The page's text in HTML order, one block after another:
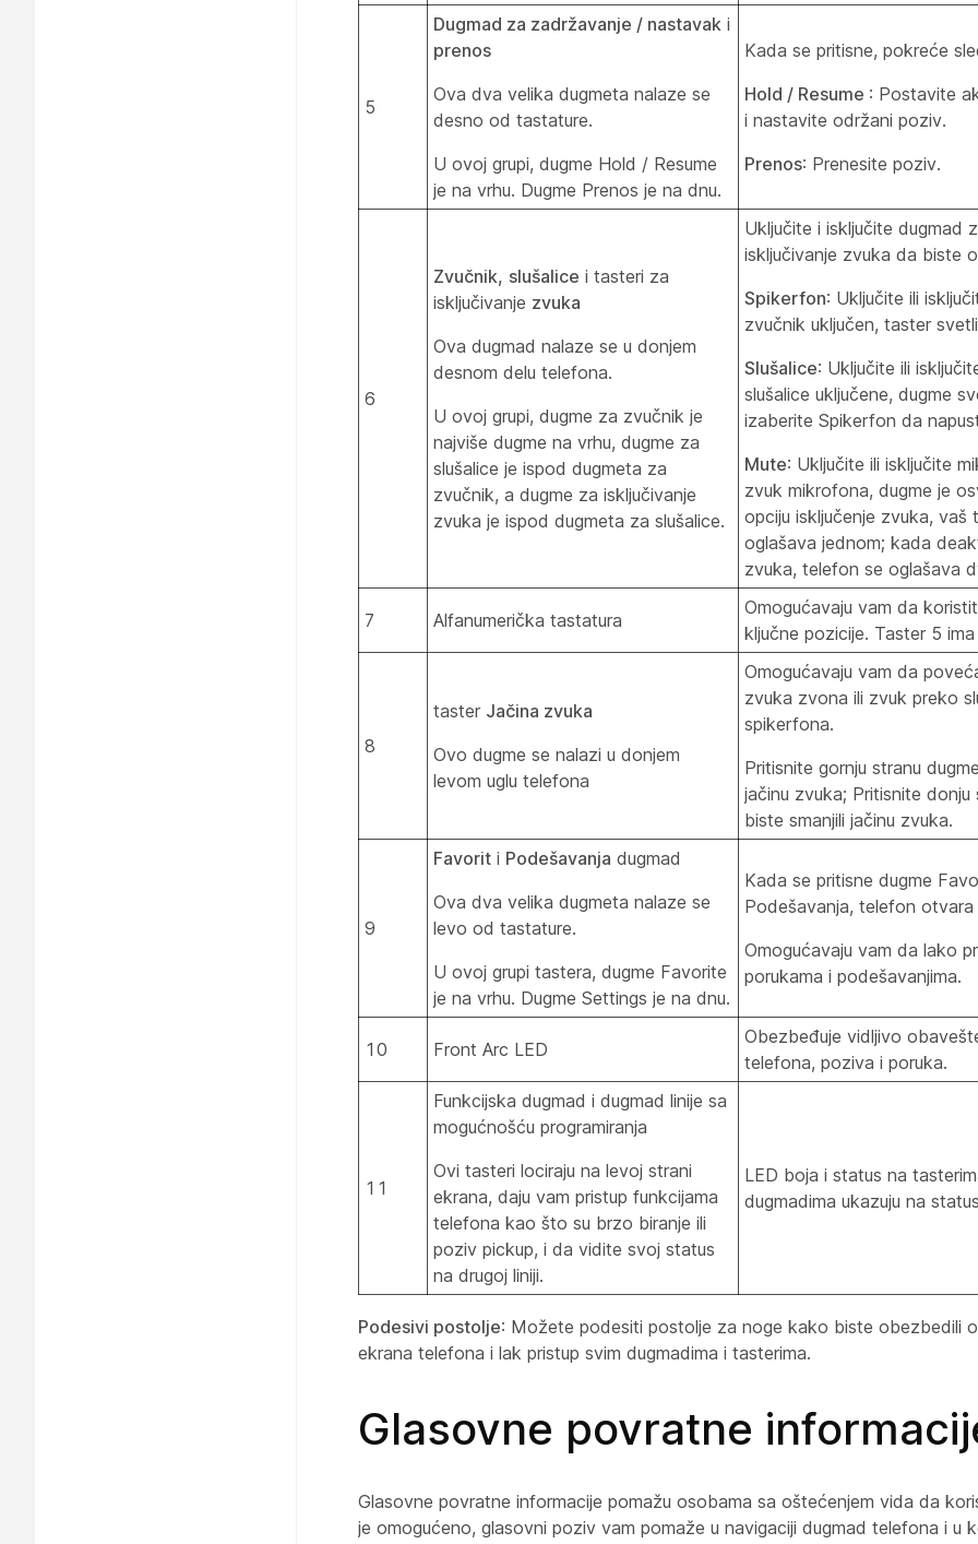
5
Dugmad za zadržavanje / nastavak i
prenos
Ova dva velika dugmeta nalaze se
desno od tastature.
U ovoj grupi, dugme Hold / Resume
je na vrhu. Dugme Prenos je na dnu.
Kada se pritisne, pokreće
Hold / Resume : Postavite
i nastavite održani poziv.
Prenos: Prenesite poziv.
6
Zvučnik, slušalice i tasteri za
isključivanje zvuka
Ova dugmad nalaze se u donjem
desnom delu telefona.
U ovoj grupi, dugme za zvučnik je
najviše dugme na vrhu, dugme za
slušalice je ispod dugmeta za
zvučnik, a dugme za isključivanje
zvuka je ispod dugmeta za slušalice.
Uključite i isključite dugmad
isključivanje zvuka da biste
Spikerfon: Uključite ili
zvučnik uključen, taster
Slušalice: Uključite ili
slušalice uključene, dugme
izaberite Spikerfon da
Mute: Uključite ili isključite
zvuk mikrofona, dugme je
opciju isključenje zvuka, vaš
oglašava jednom; kada
zvuka, telefon se oglašava
7 Alfanumerička tastatura
Omogućavaju vam da
ključne pozicije. Taster 5 ima
8
taster Jačina zvuka
Ovo dugme se nalazi u donjem
levom uglu telefona
Omogućavaju vam da
zvuka zvona ili zvuk preko
spikerfona.
Pritisnite gornju stranu
jačinu zvuka; Pritisnite donju
biste smanjili jačinu zvuka.
9
Favorit i Podešavanja dugmad
Ova dva velika dugmeta nalaze se
levo od tastature.
U ovoj grupi tastera, dugme Favorite
je na vrhu. Dugme Settings je na dnu.
Kada se pritisne dugme
Podešavanja, telefon
Omogućavaju vam da lako
porukama i podešavanjima.
10 Front Arc LED
Obezbeđuje vidljivo
telefona, poziva i poruka.
11
Funkcijska dugmad i dugmad linije sa
mogućnošću programiranja
Ovi tasteri lociraju na levoj strani
ekrana, daju vam pristup funkcijama
telefona kao što su brzo biranje ili
poziv pickup, i da vidite svoj status
na drugoj liniji.
LED boja i status na
dugmadima ukazuju na
Podesivi postolje: Možete podesiti postolje za noge kako biste obezbedili
ekrana telefona i lak pristup svim dugmadima i tasterima.
Glasovne povratne
Glasovne povratne informacije pomažu osobama sa oštećenjem vida da
je omogućeno, glasovni poziv vam pomaže u navigaciji dugmad telefona i u